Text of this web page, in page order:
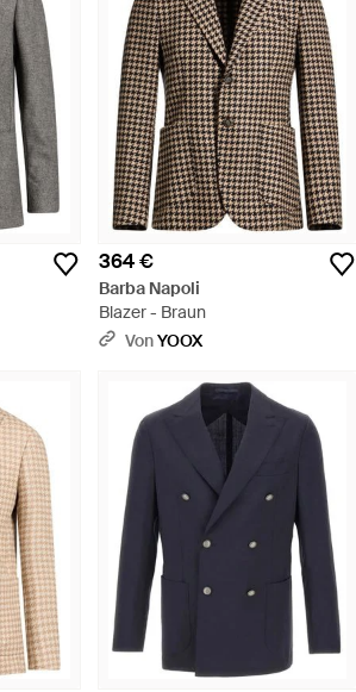
364 €
Barba Napoli
Blazer - Braun
VonYOOX